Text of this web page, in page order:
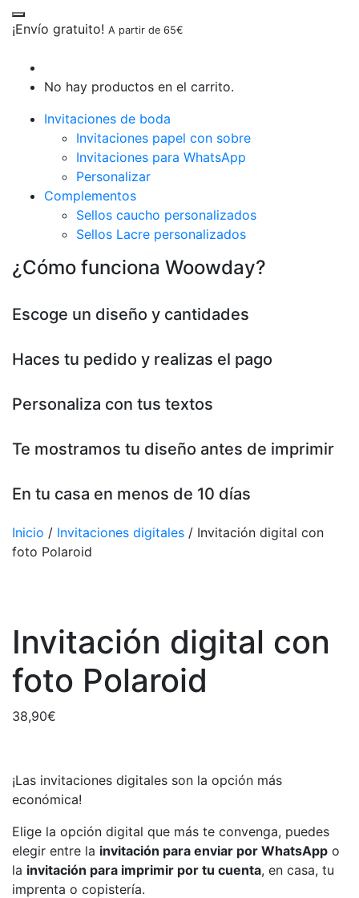
¡Envío gratuito! A partir de 65€
No hay productos en el carrito.
Invitaciones de boda
Invitaciones papel con sobre
Invitaciones para WhatsApp
Personalizar
Complementos
Sellos caucho personalizados
Sellos Lacre personalizados
¿Cómo funciona Woowday?
Escoge un diseño y cantidades
Haces tu pedido y realizas el pago
Personaliza con tus textos
Te mostramos tu diseño antes de imprimir
En tu casa en menos de 10 días
Inicio / Invitaciones digitales / Invitación digital con
foto Polaroid
Invitación digital con
foto Polaroid
38,90€
¡Las invitaciones digitales son la opción más
económica!
Elige la opción digital que más te convenga, puedes
elegir entre la invitación para enviar por WhatsApp o
la invitación para imprimir por tu cuenta, en casa, tu
imprenta o copistería.